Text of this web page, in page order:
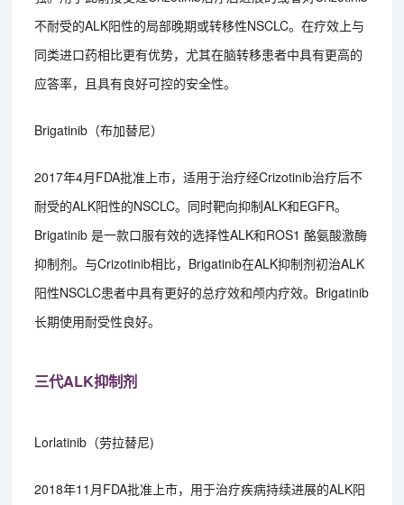
不耐受的ALK阳性的局部晚期或转移性NSCLC。在疗效上与
同类进口药相比更有优势，尤其在脑转移患者中具有更高的
应答率，且具有良好可控的安全性。
Brigatinib（布加替尼）
2017年4月FDA批准上市，适用于治疗经Crizotinib治疗后不
耐受的ALK阳性的NSCLC。同时靶向抑制ALK和EGFR。
Brigatinib 是一款口服有效的选择性ALK和ROS1 酪氨酸激酶
抑制剂。与Crizotinib相比，Brigatinib在ALK抑制剂初治ALK
阳性NSCLC患者中具有更好的总疗效和颅内疗效。Brigatinib
长期使用耐受性良好。
三代ALK抑制剂
Lorlatinib（劳拉替尼)
2018年11月FDA批准上市，用于治疗疾病持续进展的ALK阳